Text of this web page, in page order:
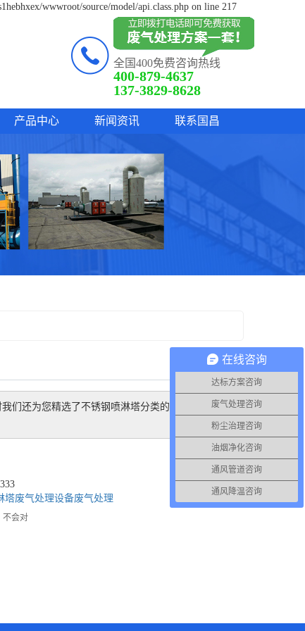
wwwroot/source/model/api.class.php on line 217
全国400免费咨询热线
400-879-4637
137-3829-8628
产品中心 新闻资讯 联系国昌
们还为您精选了 不锈钢喷淋塔分类的行业资讯、价
塔废气处理设备废气处理
不会对
在线咨询
达标方案咨询
废气处理咨询
粉尘治理咨询
油烟净化咨询
通风管道咨询
通风降温咨询